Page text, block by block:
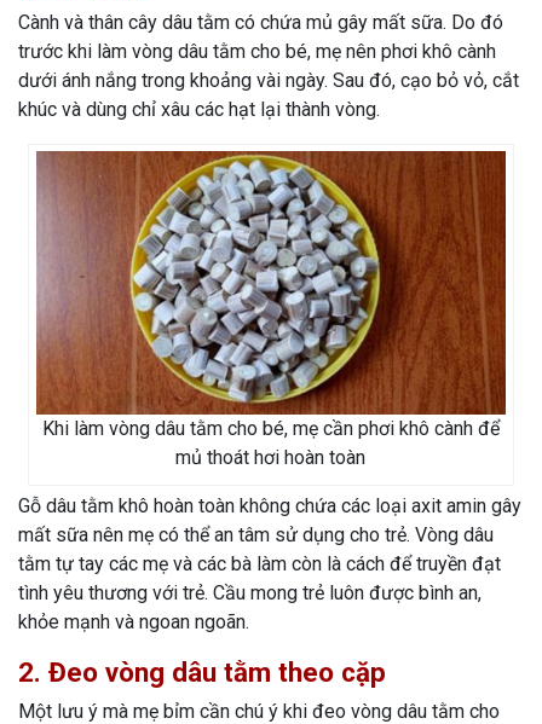
Cành và thân cây dâu tằm có chứa mủ gây mất sữa. Do đó
trước khi làm vòng dâu tằm cho bé, mẹ nên phơi khô cành
dưới ánh nắng trong khoảng vài ngày. Sau đó, cạo bỏ vỏ, cắt
khúc và dùng chỉ xâu các hạt lại thành vòng.
Khi làm vòng dâu tằm cho bé, mẹ cần phơi khô cành để
mủ thoát hơi hoàn toàn
Gỗ dâu tằm khô hoàn toàn không chứa các loại axit amin gây
mất sữa nên mẹ có thể an tâm sử dụng cho trẻ. Vòng dâu
tằm tự tay các mẹ và các bà làm còn là cách để truyền đạt
tình yêu thương với trẻ. Cầu mong trẻ luôn được bình an,
khỏe mạnh và ngoan ngoãn.
2. Đeo vòng dâu tằm theo cặp
Một lưu ý mà mẹ bỉm cần chú ý khi đeo vòng dâu tằm cho